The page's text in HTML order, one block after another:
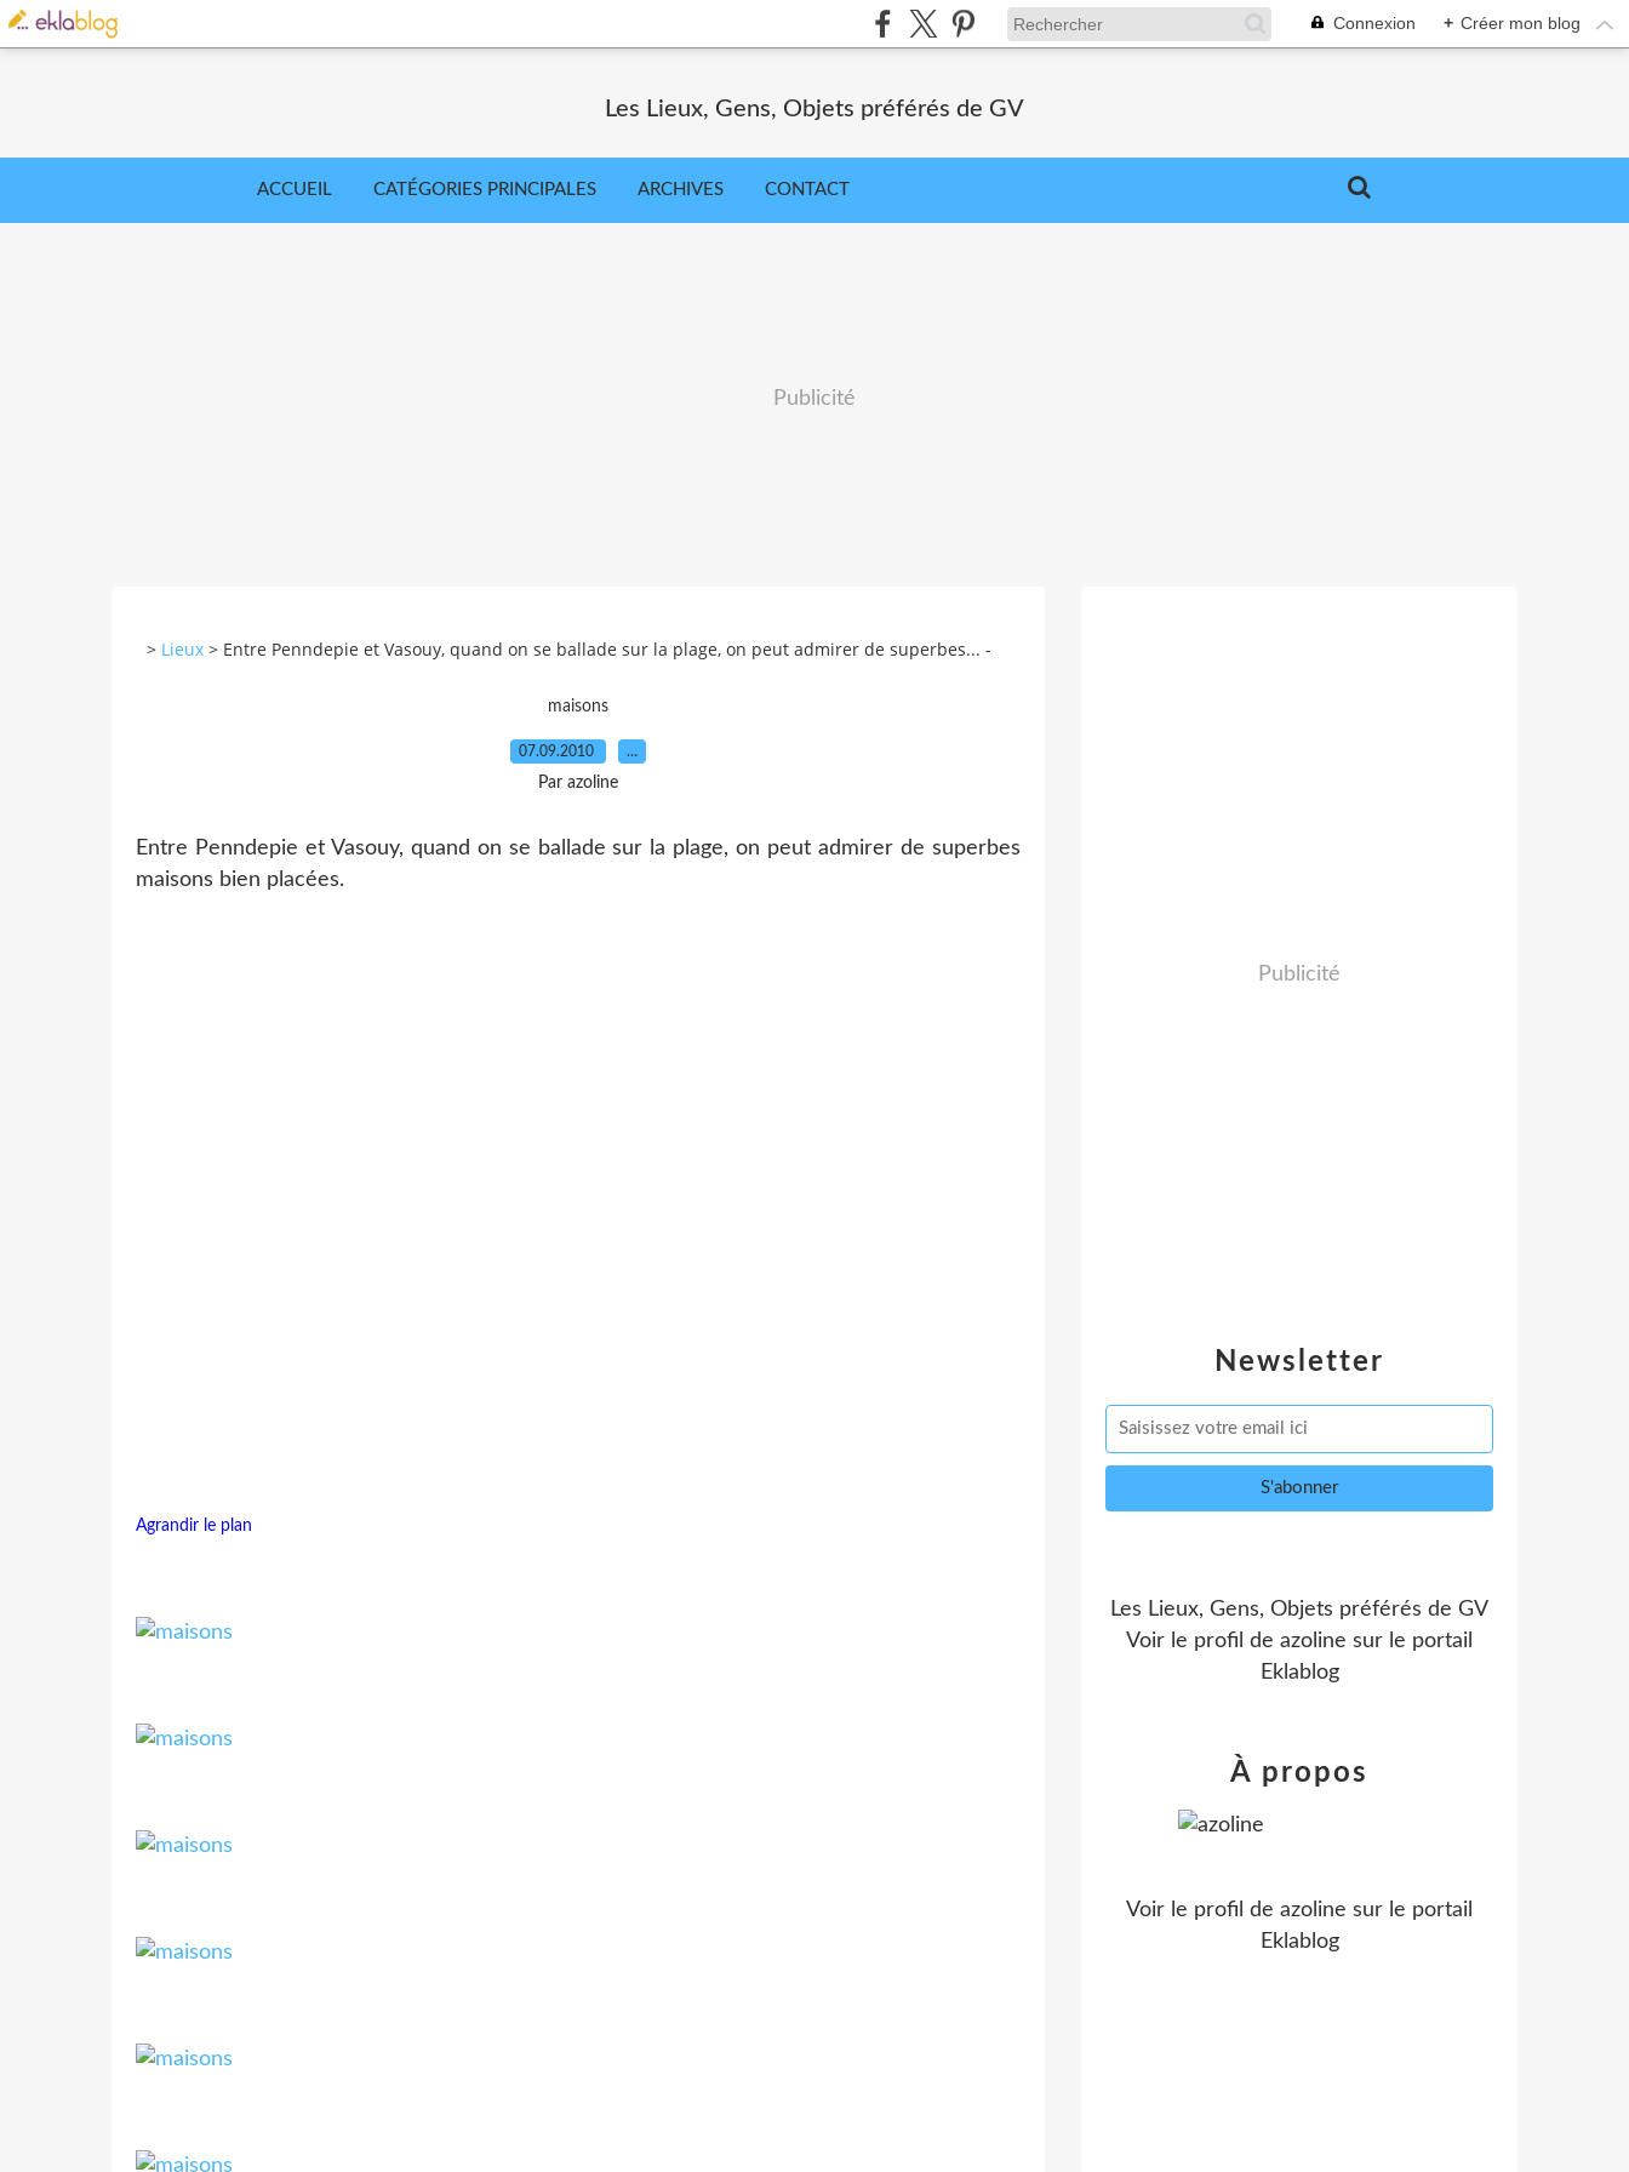
Connexion + Créer mon blog
Les Lieux, Gens, Objets préférés de GV
ACCUEIL CATÉGORIES PRINCIPALES ARCHIVES CONTACT
Publicité
> Lieux > Entre Penndepie et Vasouy, quand on se ballade sur la plage, on peut admirer de superbes... -
maisons
07.09.2010 …
Par azoline
Entre Penndepie et Vasouy, quand on se ballade sur la plage, on peut admirer de superbes
maisons bien placées.
Agrandir le plan
Newsletter
Publicité
Les Lieux, Gens, Objets préférés de GV
Voir le profil de azoline sur le portail
Eklablog
À propos
Voir le profil de azoline sur le portail
Eklablog